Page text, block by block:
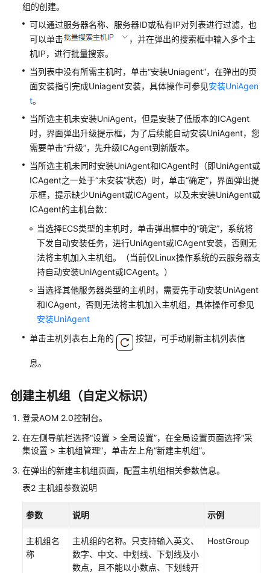
多
文
档
户
指
南
（1.0）
（吉
隆
坡
区
域）
用
户
南
（2.0）
（吉
隆
坡
区
参
（吉
坡
区
域）
用
户
南
布
扎
组的创建。
可以通过服务器名称、服务器ID或私有IP对列表进行过滤，也
可以单击
，并在弹出的搜索框中输入多个主
机IP，进行批量搜索。
当列表中没有所需主机时，单击“安装Uniagent”，在弹出的页
面安装指引完成Uniagent安装，具体操作可参见安装UniAgen
t。
当所选主机未安装UniAgent，但是安装了低版本的ICAgent
时，界面弹出升级提示框，为了后续能自动安装UniAgent，您
需要单击“升级”，先升级ICAgent到新版本。
当所选主机未同时安装UniAgent和ICAgent时（即UniAgent或
ICAgent之一处于“未安装”状态）时，单击“确定”，界面弹出提
示框，提示缺少UniAgent或ICAgent，以及未安装UniAgent或
ICAgent的主机台数：
当选择ECS类型的主机时，单击弹出框中的“确定”，系统将
下发自动安装任务，进行UniAgent或ICAgent安装，否则无
法将主机加入主机组。（当前仅Linux操作系统的云服务器支
持自动安装UniAgent或ICAgent。）
当选择其他服务器类型的主机时，需要先手动安装UniAgent
和ICAgent，否则无法将主机加入主机组，具体操作可参见
安装UniAgent
单击主机列表右上角的
按钮，可手动刷新主机列表信
息。
创建主机组（自定义标识）
登录AOM 2.0控制台。
在左侧导航栏选择“设置 > 全局设置”，在全局设置页面选择“采
集设置 > 主机组管理”，单击左上角“新建主机组”。
在弹出的新建主机组页面，配置主机组相关参数信息。
表2 主机组参数说明
参数 说明 示例
主机组名
称
主机组的名称。只支持输入英文、
数字、中文、中划线、下划线及小
数点，且不能以小数点、下划线开
HostGroup